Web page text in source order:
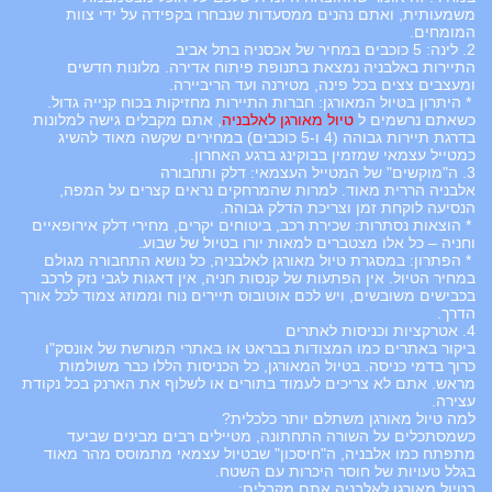
משמעותית, ואתם נהנים ממסעדות שנבחרו בקפידה על ידי צוות
המומחים.
2. לינה: 5 כוכבים במחיר של אכסניה בתל אביב
התיירות באלבניה נמצאת בתנופת פיתוח אדירה. מלונות חדשים
ומעצבים צצים בכל פינה, מטירנה ועד הריביירה.
* היתרון בטיול המאורגן: חברות התיירות מחזיקות בכוח קנייה גדול.
כשאתם נרשמים ל טיול מאורגן לאלבניה , אתם מקבלים גישה למלונות
בדרגת תיירות גבוהה (4 ו-5 כוכבים) במחירים שקשה מאוד להשיג
כמטייל עצמאי שמזמין בבוקינג ברגע האחרון.
3. ה"מוקשים" של המטייל העצמאי: דלק ותחבורה
אלבניה הררית מאוד. למרות שהמרחקים נראים קצרים על המפה,
הנסיעה לוקחת זמן וצריכת הדלק גבוהה.
* הוצאות נסתרות: שכירת רכב, ביטוחים יקרים, מחירי דלק אירופאיים
וחניה – כל אלו מצטברים למאות יורו בטיול של שבוע.
* הפתרון: במסגרת טיול מאורגן לאלבניה, כל נושא התחבורה מגולם
במחיר הטיול. אין הפתעות של קנסות חניה, אין דאגות לגבי נזק לרכב
בכבישים משובשים, ויש לכם אוטובוס תיירים נוח וממוזג צמוד לכל אורך
הדרך.
4. אטרקציות וכניסות לאתרים
ביקור באתרים כמו המצודות בבראט או באתרי המורשת של אונסק"ו
כרוך בדמי כניסה. בטיול המאורגן, כל הכניסות הללו כבר משולמות
מראש. אתם לא צריכים לעמוד בתורים או לשלוף את הארנק בכל נקודת
עצירה.
למה טיול מאורגן משתלם יותר כלכלית?
כשמסתכלים על השורה התחתונה, מטיילים רבים מבינים שביעד
מתפתח כמו אלבניה, ה"חיסכון" שבטיול עצמאי מתמוסס מהר מאוד
בגלל טעויות של חוסר היכרות עם השטח.